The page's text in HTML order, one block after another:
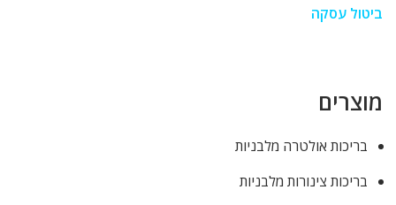
ביטול עסקה
מוצרים
בריכות אולטרה מלבניות
בריכות צינורות מלבניות